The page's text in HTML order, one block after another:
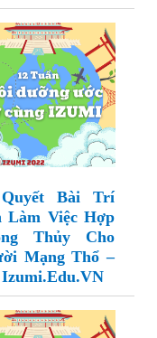
Bài Trí
Làm Việc Hợp
Thủy Cho
Mạng Thổ –